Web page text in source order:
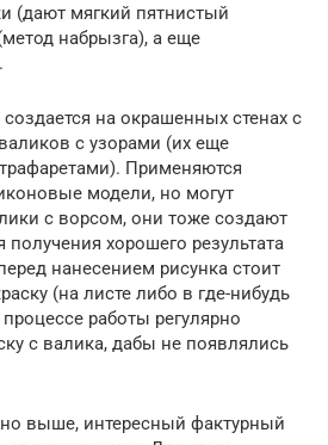
(дают мягкий пятнистый
набрызга), а еще
на окрашенных стенах с
с узорами (их еще
Применяются
модели, но могут
с ворсом, они тоже создают
хорошего результата
нанесением рисунка стоит
(на листе либо в где-нибудь
работы регулярно
с валика, дабы не появлялись
выше, интересный фактурный